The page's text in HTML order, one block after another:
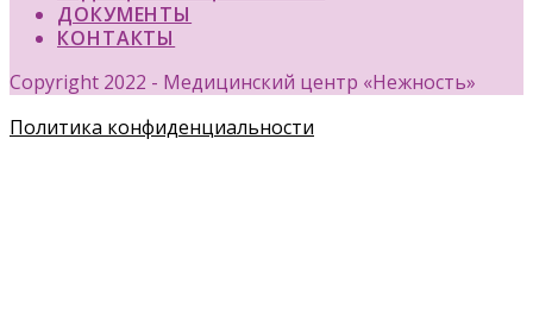
ДОКУМЕНТЫ
КОНТАКТЫ
Copyright 2022 - Медицинский центр «Нежность»
Политика конфиденциальности